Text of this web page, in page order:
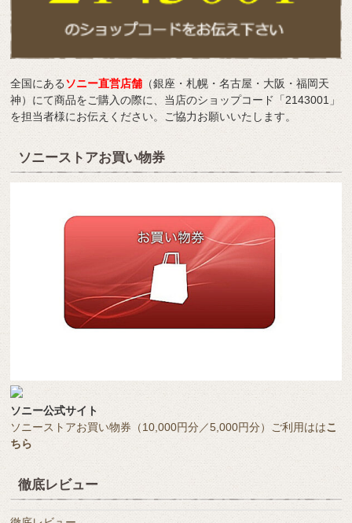
全国にあるソニー直営店舗 （銀座・札幌・名古屋・大阪・福岡天
神）にて商品をご購入の際に、当店のショップコード「2143001」
を担当者様にお伝えください。ご協力お願いいたします。
ソニーストアお買い物券
ソニー公式サイト
ソニーストアお買い物券（10,000円分／5,000円分）ご利用ははこ
ちら
徹底レビュー